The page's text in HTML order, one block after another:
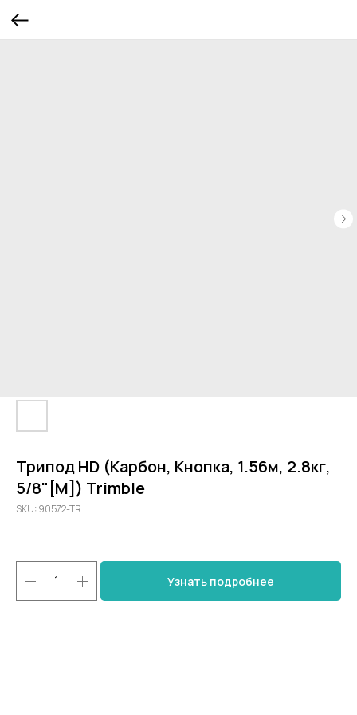
Трипод HD (Карбон, Кнопка, 1.56м, 2.8кг,
5/8"[M]) Trimble
SKU: 90572-TR
Узнать подробнее